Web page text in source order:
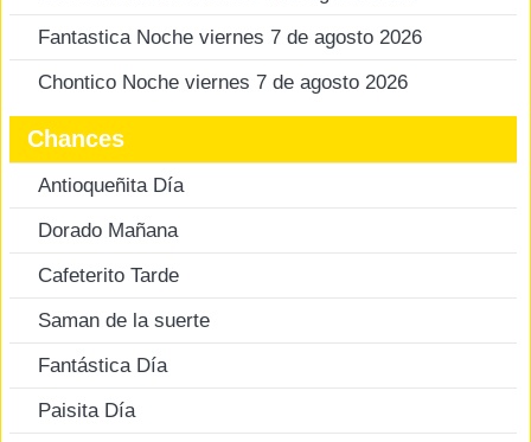
Fantastica Noche viernes 7 de agosto 2026
Chontico Noche viernes 7 de agosto 2026
Chances
Antioqueñita Día
Dorado Mañana
Cafeterito Tarde
Saman de la suerte
Fantástica Día
Paisita Día